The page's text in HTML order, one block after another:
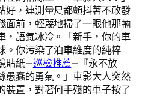
好，連測量尺都顫抖著不敢發
面前，輕蔑地掃了一眼他那輛
，語氣冰冷。「新手，你的車
。你污染了泊車維度的純粹
貼紙—巡檢推薦—『永不放
愚蠢的勇氣。」車影大人突然
裝置，對著何手殘的車子按了